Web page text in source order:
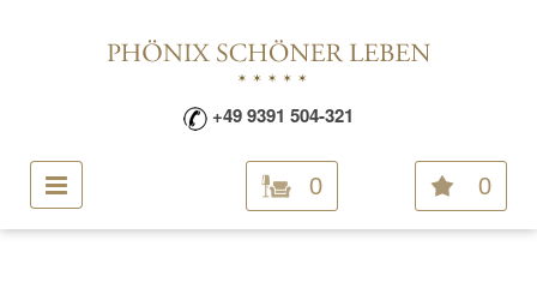
+49 9391 504-321
0 0